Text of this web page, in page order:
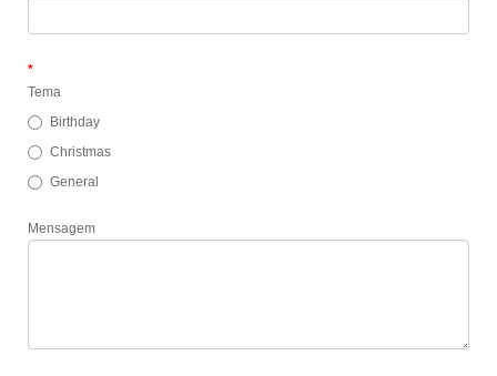
Tema
Birthday
Christmas
General
Mensagem